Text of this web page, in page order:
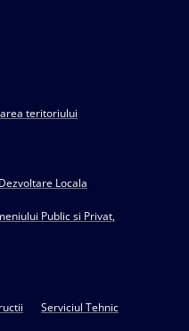
teritoriului
Locala
Public si Privat,
Serviciul Tehnic